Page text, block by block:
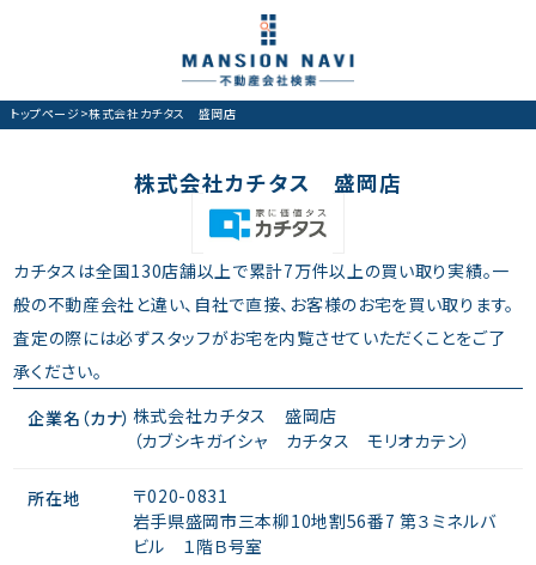
トップページ>株式会社カチタス 盛岡店
株式会社カチタス 盛岡店
カチタスは全国130店舗以上で累計7万件以上の買い取り実績。一
般の不動産会社と違い、自社で直接、お客様のお宅を買い取ります。
査定の際には必ずスタッフがお宅を内覧させていただくことをご了
承ください。
企業名（カナ） 株式会社カチタス 盛岡店
（カブシキガイシャ カチタス モリオカテン）
所在地
〒020-0831
岩手県盛岡市三本柳10地割56番7 第３ミネルバ
ビル １階Ｂ号室